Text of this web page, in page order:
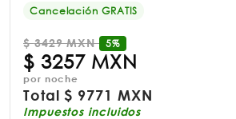
Cancelación GRATIS
$3429 MXN 5%
$ 3257 MXN
por noche
Total$ 9771 MXN
Impuestos incluidos